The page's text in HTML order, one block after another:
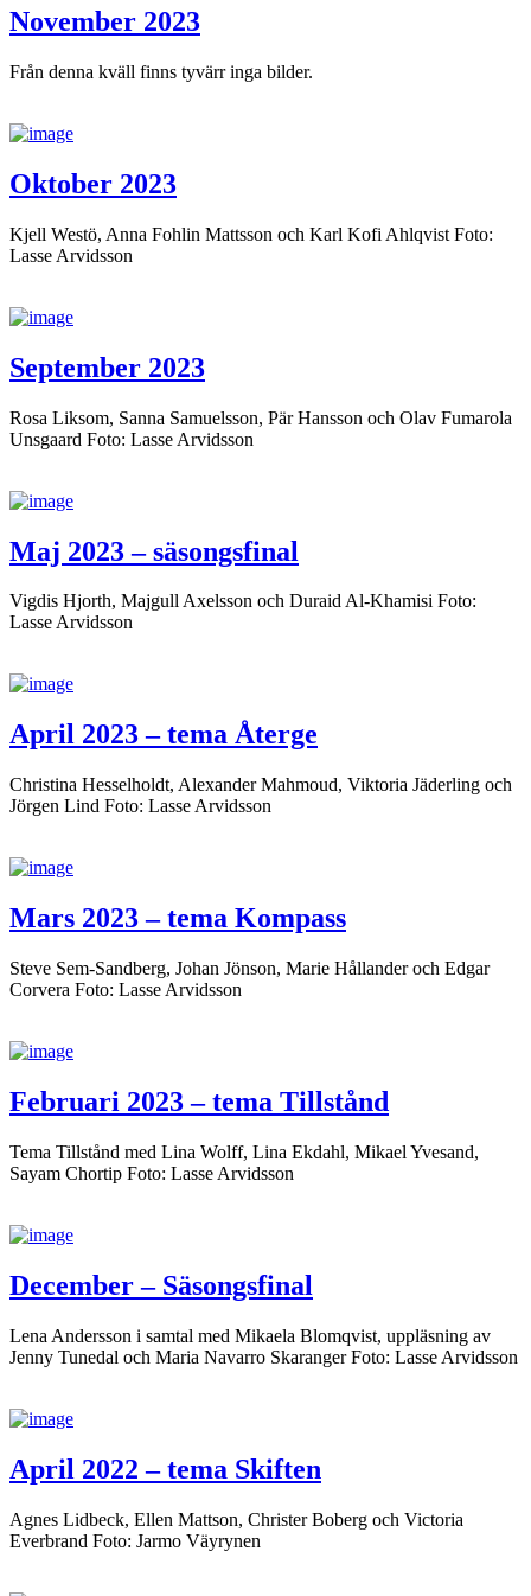
November 2023
Från denna kväll finns tyvärr inga bilder.
Oktober 2023
Kjell Westö, Anna Fohlin Mattsson och Karl Kofi Ahlqvist Foto:
Lasse Arvidsson
September 2023
Rosa Liksom, Sanna Samuelsson, Pär Hansson och Olav Fumarola
Unsgaard Foto: Lasse Arvidsson
Maj 2023 – säsongsfinal
Vigdis Hjorth, Majgull Axelsson och Duraid Al-Khamisi Foto:
Lasse Arvidsson
April 2023 – tema Återge
Christina Hesselholdt, Alexander Mahmoud, Viktoria Jäderling och
Jörgen Lind Foto: Lasse Arvidsson
Mars 2023 – tema Kompass
Steve Sem-Sandberg, Johan Jönson, Marie Hållander och Edgar
Corvera Foto: Lasse Arvidsson
Februari 2023 – tema Tillstånd
Tema Tillstånd med Lina Wolff, Lina Ekdahl, Mikael Yvesand,
Sayam Chortip Foto: Lasse Arvidsson
December – Säsongsfinal
Lena Andersson i samtal med Mikaela Blomqvist, uppläsning av
Jenny Tunedal och Maria Navarro Skaranger Foto: Lasse Arvidsson
April 2022 – tema Skiften
Agnes Lidbeck, Ellen Mattson, Christer Boberg och Victoria
Everbrand Foto: Jarmo Väyrynen